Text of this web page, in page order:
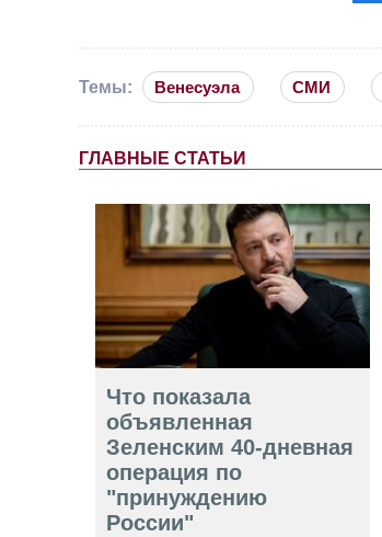
Темы: Венесуэла СМИ
ГЛАВНЫЕ СТАТЬИ
Что показала
объявленная
Зеленским 40-дневная
операция по
"принуждению
России"